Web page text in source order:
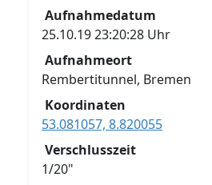
Aufnahmedatum
25.10.19 23:20:28 Uhr
Aufnahmeort
Rembertitunnel, Bremen
Koordinaten
53.081057, 8.820055
Verschlusszeit
1/20"